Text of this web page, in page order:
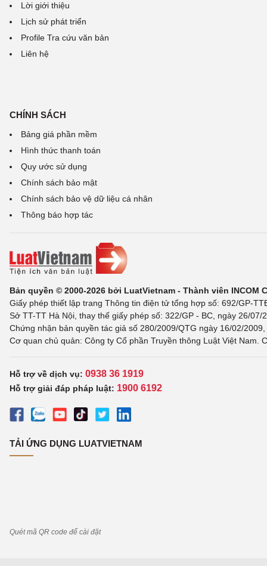
Lời giới thiệu
Lịch sử phát triển
Profile Tra cứu văn bản
Liên hệ
CHÍNH SÁCH
Bảng giá phần mềm
Hình thức thanh toán
Quy ước sử dụng
Chính sách bảo mật
Chính sách bảo vệ dữ liệu cá nhân
Thông báo hợp tác
Bản quyền © 2000-2026 bởi LuatVietnam - Thành viên INCOM
Giấy phép thiết lập trang Thông tin điện tử tổng hợp số: 692/GP-
Sở TT-TT Hà Nội, thay thế giấy phép số: 322/GP - BC, ngày 26/
Chứng nhận bản quyền tác giả số 280/2009/QTG ngày 16/02/
Cơ quan chủ quản: Công ty Cổ phần Truyền thông Luật Việt Nam.
Hỗ trợ về dịch vụ: 0938 36 1919
Hỗ trợ giải đáp pháp luật: 1900 6192
TẢI ỨNG DỤNG LUATVIETNAM
Quét mã QR code để cài đặt